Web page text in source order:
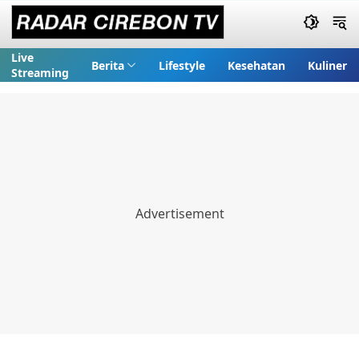
Live
Streaming
Berita Lifestyle Kesehatan Kuliner